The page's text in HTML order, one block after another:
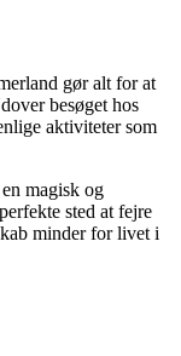
gør alt for at
besøget hos
aktiviteter som
magisk og
sted at fejre
minder for livet i